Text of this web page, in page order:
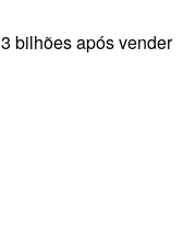
bilhões após vender